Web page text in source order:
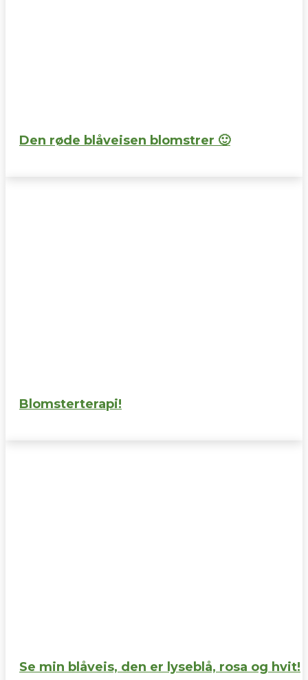
Den røde blåveisen blomstrer 🙂
Blomsterterapi!
Se min blåveis, den er lyseblå, rosa og hvit!